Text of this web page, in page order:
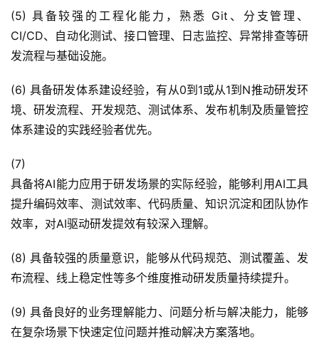
(5) 具备较强的工程化能力，熟悉 Git、分支管理、
CI/CD、自动化测试、接口管理、日志监控、异常排查等研
发流程与基础设施。
(6) 具备研发体系建设经验，有从0到1或从1到N推动研发环
境、研发流程、开发规范、测试体系、发布机制及质量管控
体系建设的实践经验者优先。
(7)
具备将AI能力应用于研发场景的实际经验，能够利用AI工具
提升编码效率、测试效率、代码质量、知识沉淀和团队协作
效率，对AI驱动研发提效有较深入理解。
(8) 具备较强的质量意识，能够从代码规范、测试覆盖、发
布流程、线上稳定性等多个维度推动研发质量持续提升。
(9) 具备良好的业务理解能力、问题分析与解决能力，能够
在复杂场景下快速定位问题并推动解决方案落地。